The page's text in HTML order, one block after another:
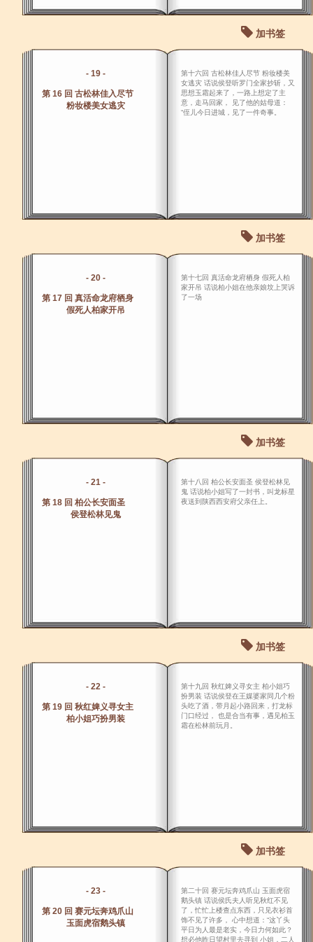
加书签
- 19 -
第 16 回 古松林佳入尽节
粉妆楼美女逃灾
第十六回 古松林佳人尽节 粉妆楼美
女逃灾 话说侯登听罗门全家抄斩，又
思想玉霜起来了，一路上想定了主
意，走马回家， 见了他的姑母道：
“侄儿今日进城，见了一件奇事。
加书签
- 20 -
第 17 回 真活命龙府栖身
假死人柏家开吊
第十七回 真活命龙府栖身 假死人柏
家开吊 话说柏小姐在他亲娘坟上哭诉
了一场
加书签
- 21 -
第 18 回 柏公长安面圣
侯登松林见鬼
第十八回 柏公长安面圣 侯登松林见
鬼 话说柏小姐写了一封书，叫龙标星
夜送到陕西西安府父亲任上。
加书签
- 22 -
第 19 回 秋红婢义寻女主
柏小姐巧扮男装
第十九回 秋红婢义寻女主 柏小姐巧
扮男装 话说侯登在王媒婆家同几个粉
头吃了酒，带月起小路回来，打龙标
门口经过， 也是合当有事，遇见柏玉
霜在松林前玩月。
加书签
- 23 -
第 20 回 赛元坛奔鸡爪山
玉面虎宿鹅头镇
第二十回 赛元坛奔鸡爪山 玉面虎宿
鹅头镇 话说侯氏夫人听见秋红不见
了，忙忙上楼查点东西，只见衣衫首
饰不见了许多， 心中想道：“这丫头
平日为人最是老实，今日力何如此？
想必他昨日望村里去寻到 小姐，二人